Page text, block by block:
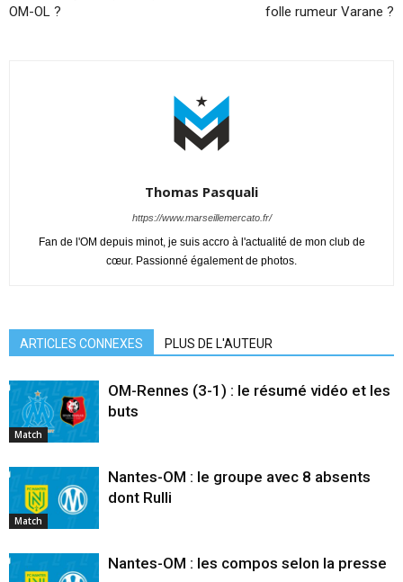
OM-OL ?
folle rumeur Varane ?
Thomas Pasquali
https://www.marseillemercato.fr/
Fan de l'OM depuis minot, je suis accro à l'actualité de mon club de
cœur. Passionné également de photos.
ARTICLES CONNEXES PLUS DE L'AUTEUR
Match
OM-Rennes (3-1) : le résumé vidéo et les
buts
Match
Nantes-OM : le groupe avec 8 absents
dont Rulli
Nantes-OM : les compos selon la presse